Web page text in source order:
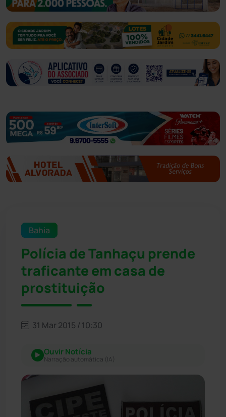
Bahia
Polícia de Tanhaçu prende
traficante em casa de
prostituição
31 Mar 2015 / 10:30
Ouvir Notícia
Narração automática (IA)